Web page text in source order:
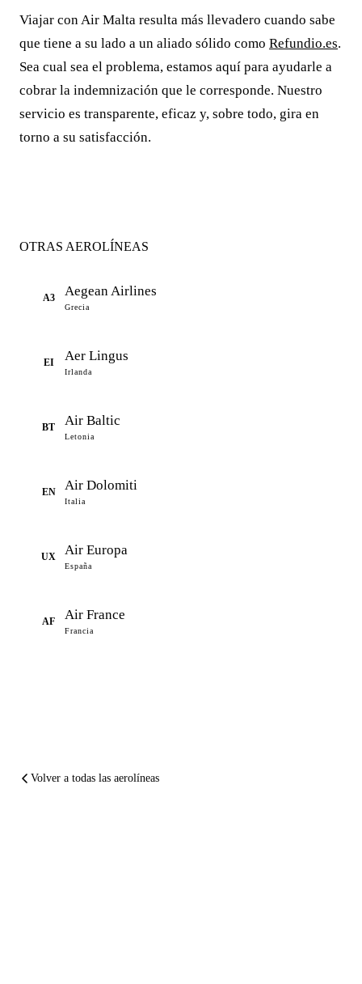
Viajar con Air Malta resulta más llevadero cuando sabe
que tiene a su lado a un aliado sólido como Refundio.es.
Sea cual sea el problema, estamos aquí para ayudarle a
cobrar la indemnización que le corresponde. Nuestro
servicio es transparente, eficaz y, sobre todo, gira en
torno a su satisfacción.
OTRAS AEROLÍNEAS
A3 Aegean Airlines
Grecia
EI Aer Lingus
Irlanda
BT Air Baltic
Letonia
EN Air Dolomiti
Italia
UX Air Europa
España
AF Air France
Francia
Volver a todas las aerolíneas